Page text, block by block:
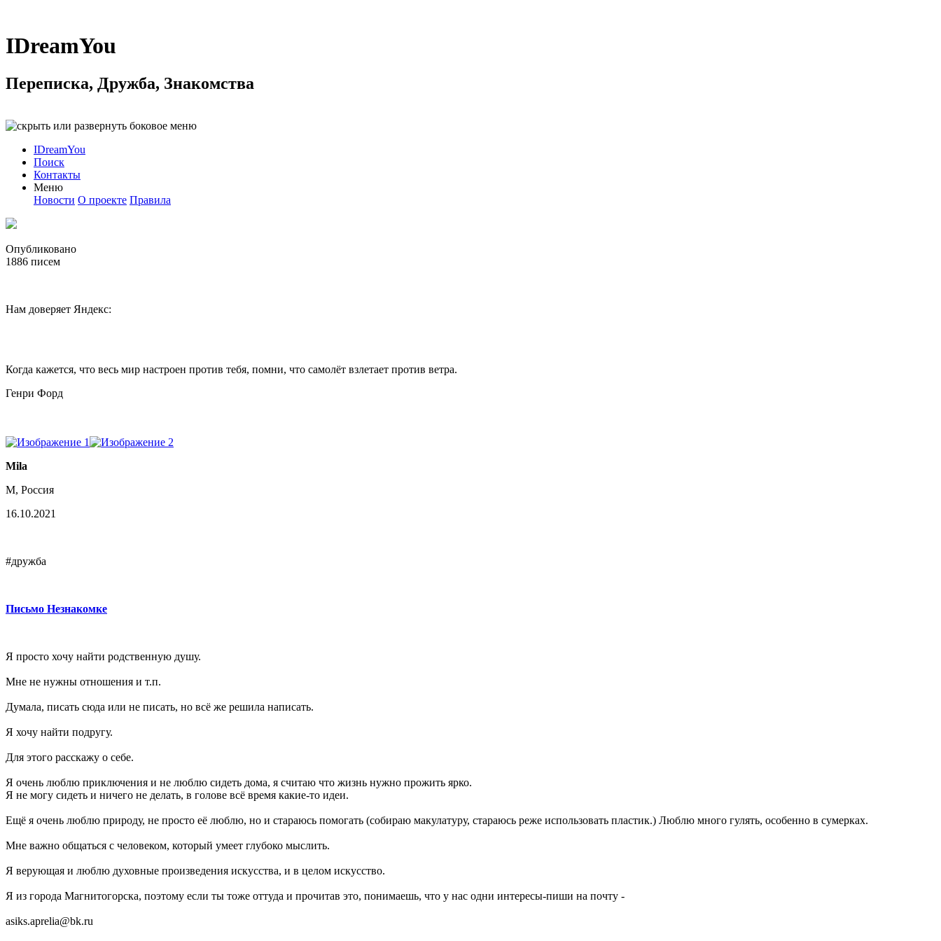
IDreamYou
Переписка, Дружба, Знакомства
IDreamYou
Поиск
Контакты
Меню
Новости О проекте Правила
Опубликовано
1886 писем
Нам доверяет Яндекс:
Когда кажется, что весь мир настроен против тебя, помни, что самолёт взлетает против ветра.
Генри Форд
Mila
М, Россия
16.10.2021
#дружба
Письмо Незнакомке
Я просто хочу найти родственную душу.
Мне не нужны отношения и т.п.
Думала, писать сюда или не писать, но всё же решила написать.
Я хочу найти подругу.
Для этого расскажу о себе.
Я очень люблю приключения и не люблю сидеть дома, я считаю что жизнь нужно прожить ярко.
Я не могу сидеть и ничего не делать, в голове всё время какие-то идеи.
Ещё я очень люблю природу, не просто её люблю, но и стараюсь помогать (собираю макулатуру, стараюсь реже использовать пластик.) Люблю много гулять, особенно в сумерках.
Мне важно общаться с человеком, который умеет глубоко мыслить.
Я верующая и люблю духовные произведения искусства, и в целом искусство.
Я из города Магнитогорска, поэтому если ты тоже оттуда и прочитав это, понимаешь, что у нас одни интересы-пиши на почту -
asiks.aprelia@bk.ru